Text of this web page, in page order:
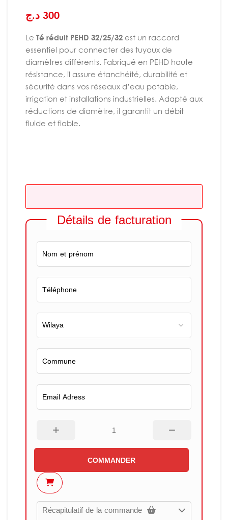
300 د.ج
Le Té réduit PEHD 32/25/32 est un raccord
essentiel pour connecter des tuyaux de
diamètres différents. Fabriqué en PEHD haute
résistance, il assure étanchéité, durabilité et
sécurité dans vos réseaux d’eau potable,
irrigation et installations industrielles. Adapté aux
réductions de diamètre, il garantit un débit
fluide et fiable.
Détails de facturation
COMMANDER
Récapitulatif de la commande